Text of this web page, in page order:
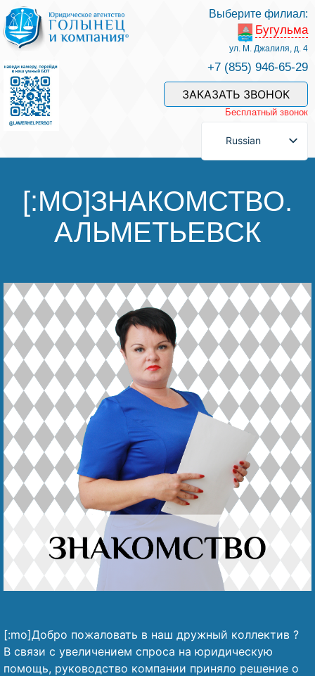
Услуги и наши специалисты
Оплата услуг
Задать вопрос
Отзывы
Наши победы
Видео о нас
Выберите филиал:
Бугульма
ул. М. Джалиля, д. 4
+7 (855) 946-65-29
ЗАКАЗАТЬ ЗВОНОК
Бесплатный звонок
Russian
[:MO]ЗНАКОМСТВО.
АЛЬМЕТЬЕВСК
[:mo]Добро пожаловать в наш дружный коллектив ?
В связи с увеличением спроса на юридическую
помощь, руководство компании приняло решение о